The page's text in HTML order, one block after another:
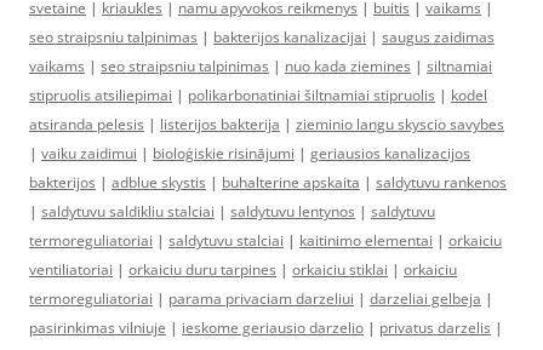
svetaine | kriaukles | namu apyvokos reikmenys | buitis | vaikams |
seo straipsniu talpinimas | bakterijos kanalizacijai | saugus zaidimas
vaikams | seo straipsniu talpinimas | nuo kada ziemines | siltnamiai
stipruolis atsiliepimai | polikarbonatiniai šiltnamiai stipruolis | kodel
atsiranda pelesis | listerijos bakterija | zieminio langu skyscio savybes
| vaiku zaidimui | bioloģiskie risinājumi | geriausios kanalizacijos
bakterijos | adblue skystis | buhalterine apskaita | saldytuvu rankenos
| saldytuvu saldikliu stalciai | saldytuvu lentynos | saldytuvu
termoreguliatoriai | saldytuvu stalciai | kaitinimo elementai | orkaiciu
ventiliatoriai | orkaiciu duru tarpines | orkaiciu stiklai | orkaiciu
termoreguliatoriai | parama privaciam darzeliui | darzeliai gelbeja |
pasirinkimas vilniuje | ieskome geriausio darzelio | privatus darzelis |